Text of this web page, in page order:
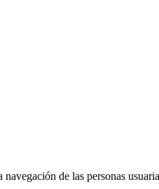
de las personas